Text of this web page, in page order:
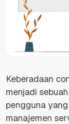
Keberadaan
menjadi
pengguna
manajemen